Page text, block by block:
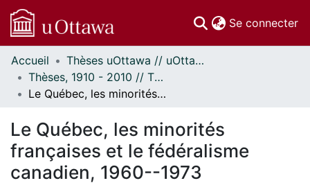
Se connecter
Communautés
et collections
Parcourir
À propos
Accueil
Thèses uOttawa // uOttawa Theses
Thèses, 1910 - 2010 // Theses, 1910 - 2010
Le Québec, les minorités françaises et le fédéralisme canadien, 1960--1973
Le Québec, les minorités
françaises et le fédéralisme
canadien, 1960--1973